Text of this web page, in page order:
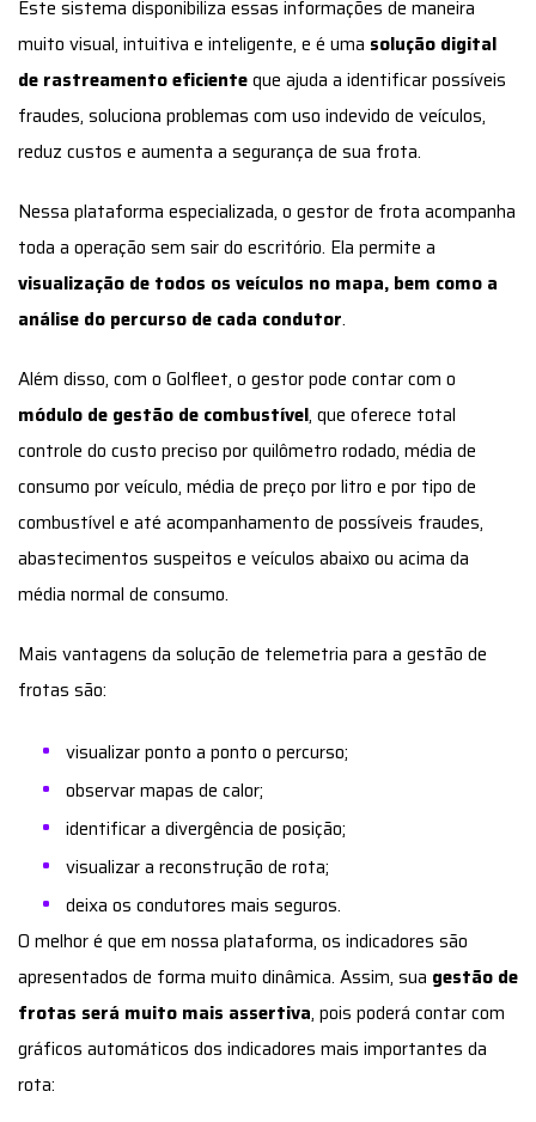
análise do percurso de cada condutor
Além disso, com o Golfleet, o gestor pode contar com o
módulo de gestão de combustível, que oferece total
controle do custo preciso por quilômetro rodado, média de
consumo por veículo, média de preço por litro e por tipo de
combustível e até acompanhamento de possíveis fraudes,
abastecimentos suspeitos e veículos abaixo ou acima da
média normal de consumo.
Mais vantagens da solução de telemetria para a gestão de
frotas são:
visualizar ponto a ponto o percurso;
observar mapas de calor;
identificar a divergência de posição;
O melhor é que em nossa plataforma, os indicadores são
apresentados de forma muito dinâmica. Assim, sua
gráficos automáticos dos indicadores mais importantes da
rota:
velocidades excessivas;
distância percorrida dentro e fora do horário comercial
em dias de semana e fins de semana;
ignição ligada sem movimento;
custos pelas distâncias percorridas.
Além disso, a plataforma oferece indicadores de rodagem e
permite criar áreas específicas de controle.